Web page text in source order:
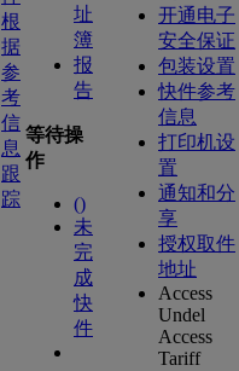
根
据
参
考
信
息
跟
踪
址
簿
报
告
等待操
作
()
未
完
成
快
件
开通电子
安全保证
包装设置
快件参考
信息
打印机设
置
通知和分
享
授权取件
地址
Access
Undel
Access
Tariff